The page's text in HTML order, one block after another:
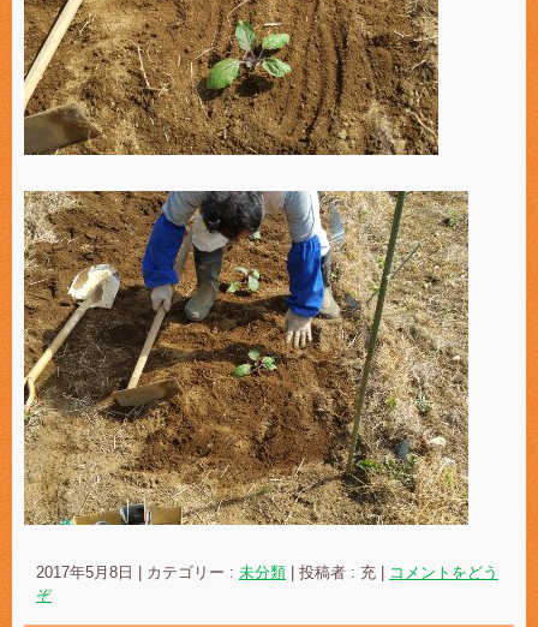
2017年5月8日 カテゴリー : 未分類 投稿者 : 充
コメントをどう
ぞ